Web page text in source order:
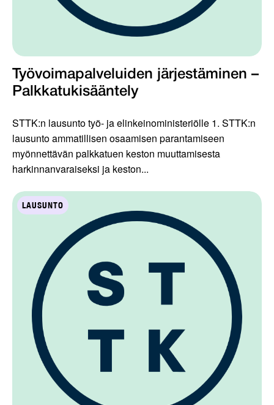
Työvoimapalveluiden järjestäminen –
Palkkatukisääntely
STTK:n lausunto työ- ja elinkeinoministeriölle 1. STTK:n
lausunto ammatillisen osaamisen parantamiseen
myönnettävän palkkatuen keston muuttamisesta
harkinnanvaraiseksi ja keston...
LAUSUNTO